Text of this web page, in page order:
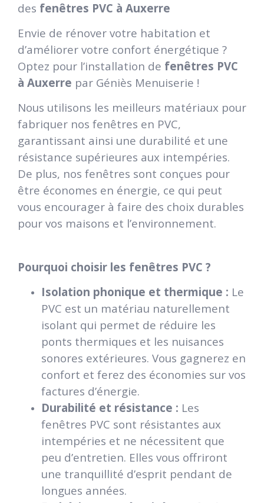
des fenêtres PVC à Auxerre
Envie de rénover votre habitation et
d’améliorer votre confort énergétique ?
Optez pour l’installation de fenêtres PVC
à Auxerre par Géniès Menuiserie !
Nous utilisons les meilleurs matériaux pour
fabriquer nos fenêtres en PVC,
garantissant ainsi une durabilité et une
résistance supérieures aux intempéries.
De plus, nos fenêtres sont conçues pour
être économes en énergie, ce qui peut
vous encourager à faire des choix durables
pour vos maisons et l’environnement.
Pourquoi choisir les fenêtres PVC ?
Isolation phonique et thermique : Le
PVC est un matériau naturellement
isolant qui permet de réduire les
ponts thermiques et les nuisances
sonores extérieures. Vous gagnerez en
confort et ferez des économies sur vos
factures d’énergie.
Durabilité et résistance : Les
fenêtres PVC sont résistantes aux
intempéries et ne nécessitent que
peu d’entretien. Elles vous offriront
une tranquillité d’esprit pendant de
longues années.